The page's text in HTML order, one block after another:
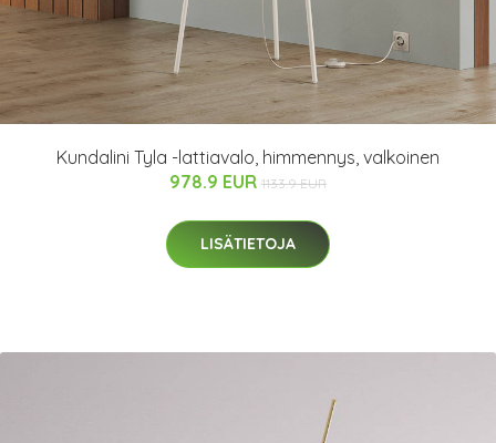
Kundalini Tyla -lattiavalo, himmennys, valkoinen
978.9 EUR 1133.9 EUR
LISÄTIETOJA